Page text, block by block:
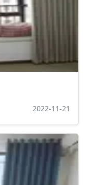
2022-11-21